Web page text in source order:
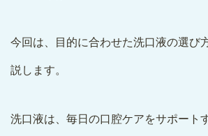
今回は、目的に合わせた洗口液の選び
説します。
洗口液は、毎日の口腔ケアをサポート